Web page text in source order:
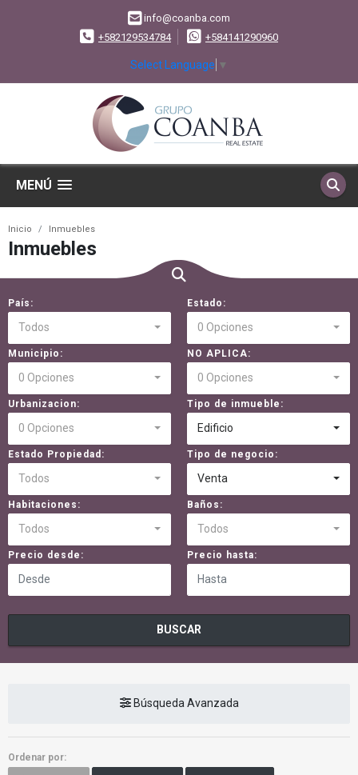
info@coanba.com
+582129534784
+584141290960
Select Language ▼
MENÚ
Inicio Inmuebles
Inmuebles
País:
Todos
Estado:
0 Opciones
Municipio:
0 Opciones
NO APLICA:
0 Opciones
Urbanizacion:
0 Opciones
Tipo de inmueble:
Edificio
Estado Propiedad:
Todos
Tipo de negocio:
Venta
Habitaciones:
Todos
Baños:
Todos
Precio desde: Precio hasta:
BUSCAR
Búsqueda Avanzada
Ordenar por: